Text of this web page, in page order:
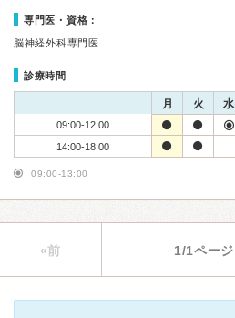
専門医・資格：
脳神経外科専門医
診療時間
月 火 水
09:00-12:00
14:00-18:00
09:00-13:00
«前 1/1ページ